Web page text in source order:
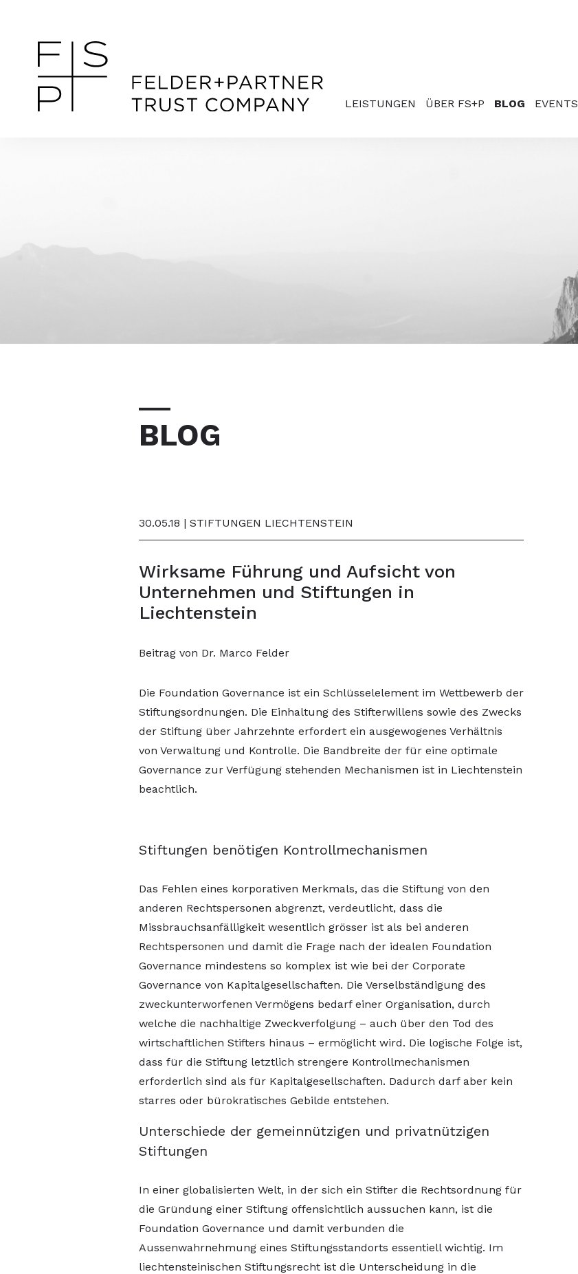
LEISTUNGEN ÜBER FS+P BLOG EVENTS
BLOG
30.05.18 | STIFTUNGEN LIECHTENSTEIN
Wirksame Führung und Aufsicht von
Unternehmen und Stiftungen in
Liechtenstein
Beitrag von Dr. Marco Felder
Die Foundation Governance ist ein Schlüsselelement im Wettbewerb der
Stiftungsordnungen. Die Einhaltung des Stifterwillens sowie des Zwecks
der Stiftung über Jahrzehnte erfordert ein ausgewogenes Verhältnis
von Verwaltung und Kontrolle. Die Bandbreite der für eine optimale
Governance zur Verfügung stehenden Mechanismen ist in Liechtenstein
beachtlich.
Stiftungen benötigen Kontrollmechanismen
Das Fehlen eines korporativen Merkmals, das die Stiftung von den
anderen Rechtspersonen abgrenzt, verdeutlicht, dass die
Missbrauchsanfälligkeit wesentlich grösser ist als bei anderen
Rechtspersonen und damit die Frage nach der idealen Foundation
Governance mindestens so komplex ist wie bei der Corporate
Governance von Kapitalgesellschaften. Die Verselbständigung des
zweckunterworfenen Vermögens bedarf einer Organisation, durch
welche die nachhaltige Zweckverfolgung – auch über den Tod des
wirtschaftlichen Stifters hinaus – ermöglicht wird. Die logische Folge ist,
dass für die Stiftung letztlich strengere Kontrollmechanismen
erforderlich sind als für Kapitalgesellschaften. Dadurch darf aber kein
starres oder bürokratisches Gebilde entstehen.
Unterschiede der gemeinnützigen und privatnützigen
Stiftungen
In einer globalisierten Welt, in der sich ein Stifter die Rechtsordnung für
die Gründung einer Stiftung offensichtlich aussuchen kann, ist die
Foundation Governance und damit verbunden die
Aussenwahrnehmung eines Stiftungsstandorts essentiell wichtig. Im
liechtensteinischen Stiftungsrecht ist die Unterscheidung in die